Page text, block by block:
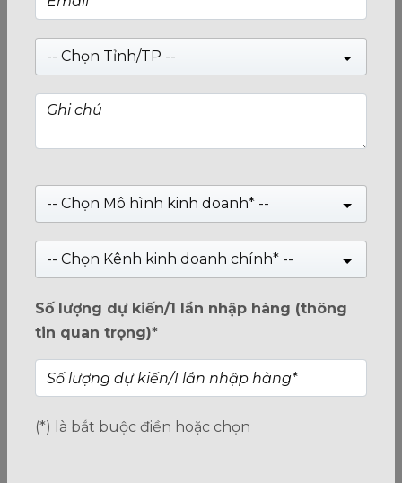
-- Chọn Tỉnh/TP --
-- Chọn Mô hình kinh doanh* --
-- Chọn Kênh kinh doanh chính* --
Số lượng dự kiến/1 lần nhập hàng (thông
tin quan trọng)*
(*) là bắt buộc điền hoặc chọn